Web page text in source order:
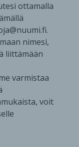
ottamalla
nimesi,
liittämään
varmistaa
voit